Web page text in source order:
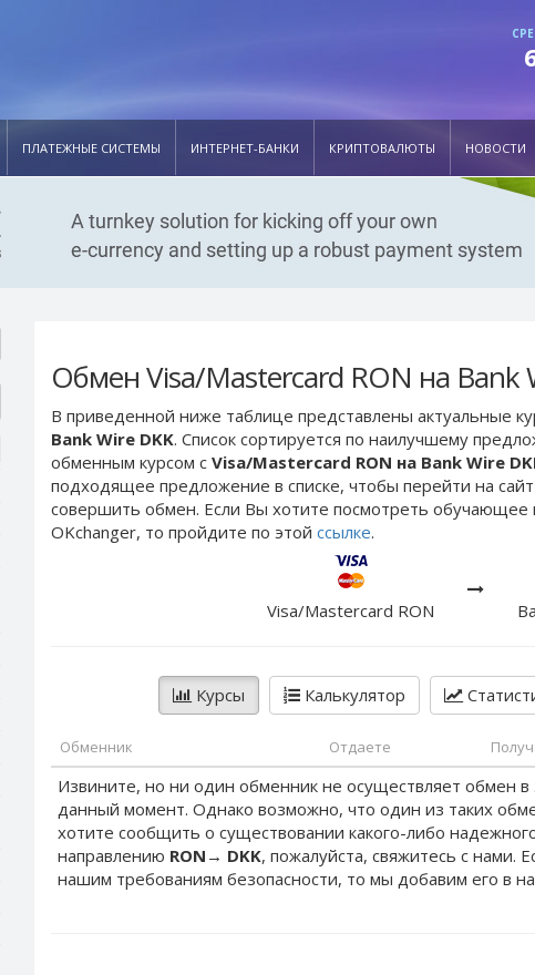
ПЛАТЕЖНЫЕ СИСТЕМЫ ИНТЕРНЕТ-БАНКИ КРИПТОВАЛЮТЫ НОВОСТИ
Обмен Visa/Mastercard RON на Bank
В приведенной ниже таблице представлены актуальные
Bank Wire DKK. Список сортируется по наилучшему
обменным курсом с Visa/Mastercard RON на Bank Wire
подходящее предложение в списке, чтобы перейти на
совершить обмен. Если Вы хотите посмотреть обучающее
OKchanger, то пройдите по этой ссылке.
Visa/Mastercard RON
Курсы Калькулятор
Обменник Отдаете
Извините, но ни один обменник не осуществляет обмен
данный момент. Однако возможно, что один из таких
хотите сообщить о существовании какого-либо
направлению RON → DKK, пожалуйста, свяжитесь с нами.
нашим требованиям безопасности, то мы добавим его в